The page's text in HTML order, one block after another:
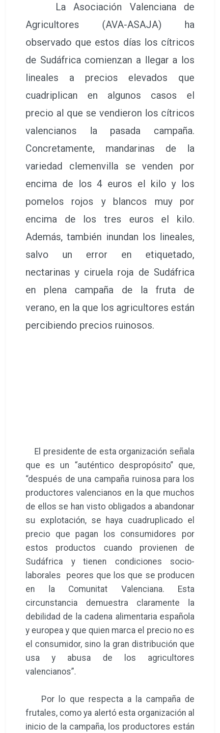
La Asociación Valenciana de
Agricultores (AVA-ASAJA) ha
observado que estos días los cítricos
de Sudáfrica comienzan a llegar a los
lineales a precios elevados que
cuadriplican en algunos casos el
precio al que se vendieron los cítricos
valencianos la pasada campaña.
Concretamente, mandarinas de la
variedad clemenvilla se venden por
encima de los 4 euros el kilo y los
pomelos rojos y blancos muy por
encima de los tres euros el kilo.
Además, también inundan los lineales,
salvo un error en etiquetado,
nectarinas y ciruela roja de Sudáfrica
en plena campaña de la fruta de
verano, en la que los agricultores están
percibiendo precios ruinosos.
El presidente de esta organización señala
que es un “auténtico despropósito” que,
“después de una campaña ruinosa para los
productores valencianos en la que muchos
de ellos se han visto obligados a abandonar
su explotación, se haya cuadruplicado el
precio que pagan los consumidores por
estos productos cuando provienen de
Sudáfrica y tienen condiciones socio-
laborales peores que los que se producen
en la Comunitat Valenciana. Esta
circunstancia demuestra claramente la
debilidad de la cadena alimentaria española
y europea y que quien marca el precio no es
el consumidor, sino la gran distribución que
usa y abusa de los agricultores
valencianos”.
Por lo que respecta a la campaña de
frutales, como ya alertó esta organización al
inicio de la campaña, los productores están